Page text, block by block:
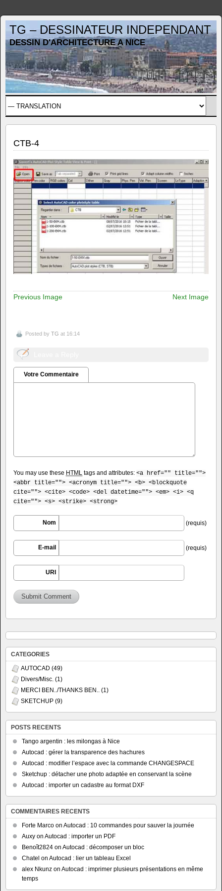
TG – DESSINATEUR INDEPENDANT
DESSIN D'ARCHITECTURE A NICE
CTB-4
Previous Image Next Image
Posted by TG at 16:14
Votre Commentaire
You may use these HTML tags and attributes: <a href="" title="">
<abbr title=""> <acronym title=""> <b> <blockquote
cite=""> <cite> <code> <del datetime=""> <em> <i> <q
cite=""> <s> <strike> <strong>
Nom (requis)
E-mail (requis)
URI
CATEGORIES
AUTOCAD (49)
Divers/Misc. (1)
MERCI BEN../THANKS BEN.. (1)
SKETCHUP (9)
POSTS RECENTS
Tango argentin : les milongas à Nice
Autocad : gérer la transparence des hachures
Autocad : modifier l’espace avec la commande CHANGESPACE
Sketchup : détacher une photo adaptée en conservant la scène
Autocad : importer un cadastre au format DXF
COMMENTAIRES RECENTS
Forte Marco on Autocad : 10 commandes pour sauver la journée
Auxy on Autocad : importer un PDF
Benoît2824 on Autocad : décomposer un bloc
Chatel on Autocad : lier un tableau Excel
alex Nkunz on Autocad : imprimer plusieurs présentations en même
temps